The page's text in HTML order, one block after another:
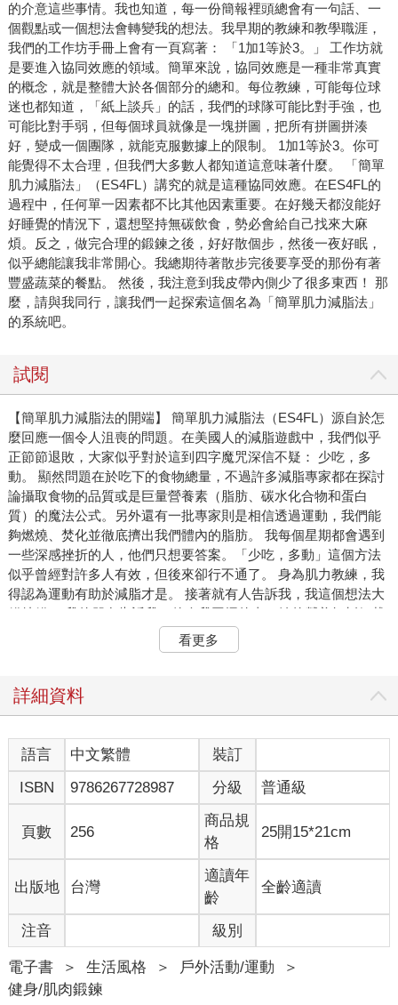
的介意這些事情。我也知道，每一份簡報裡頭總會有一句話、一
個觀點或一個想法會轉變我的想法。我早期的教練和教學職涯，
我們的工作坊手冊上會有一頁寫著： 「1加1等於3。」 工作坊就
是要進入協同效應的領域。簡單來說，協同效應是一種非常真實
的概念，就是整體大於各個部分的總和。每位教練，可能每位球
迷也都知道，「紙上談兵」的話，我們的球隊可能比對手強，也
可能比對手弱，但每個球員就像是一塊拼圖，把所有拼圖拼湊
好，變成一個團隊，就能克服數據上的限制。 1加1等於3。你可
能覺得不太合理，但我們大多數人都知道這意味著什麼。 「簡單
肌力減脂法」（ES4FL）講究的就是這種協同效應。在ES4FL的
過程中，任何單一因素都不比其他因素重要。在好幾天都沒能好
好睡覺的情況下，還想堅持無碳飲食，勢必會給自己找來大麻
煩。反之，做完合理的鍛鍊之後，好好散個步，然後一夜好眠，
似乎總能讓我非常開心。我總期待著散步完後要享受的那份有著
豐盛蔬菜的餐點。 然後，我注意到我皮帶內側少了很多東西！ 那
麼，請與我同行，讓我們一起探索這個名為「簡單肌力減脂法」
的系統吧。
試閱
【簡單肌力減脂法的開端】 簡單肌力減脂法（ES4FL）源自於怎
麼回應一個令人沮喪的問題。在美國人的減脂遊戲中，我們似乎
正節節退敗，大家似乎對於這到四字魔咒深信不疑： 少吃，多
動。 顯然問題在於吃下的食物總量，不過許多減脂專家都在探討
論攝取食物的品質或是巨量營養素（脂肪、碳水化合物和蛋白
質）的魔法公式。另外還有一批專家則是相信透過運動，我們能
夠燃燒、焚化並徹底擠出我們體內的脂肪。 我每個星期都會遇到
一些深感挫折的人，他們只想要答案。「少吃，多動」這個方法
似乎曾經對許多人有效，但後來卻行不通了。 身為肌力教練，我
得認為運動有助於減脂才是。 接著就有人告訴我，我這個想法大
錯特錯。 我的朋友告訴我一件令我困擾的事：她的營養師斬釘截
鐵地說，運動對減肥幾乎沒有影響。我試圖反駁這個說法，才意
識到： 長期以來，是我想錯了。 這是真的：減脂是在廚房進行
一位私人教練，並且說服所有的客戶每餐都攝取蛋白質和蔬菜，
們堅持做的運動可能沒什麼價值。《英國運動醫學期刊》（The
British Journal of Sports Medicine）明確指出： 「……大眾被一
個無益的訊息給淹沒了重點，對於透過計算熱量來維持『健康體
重』，許多人仍然誤以為肥胖完全是由於缺乏運動所致。這種錯
誤的觀念源於食品產業的廣大公關宣傳機器，它運用了令人不寒
而慄的策略，此策略與大型菸草業者相似。自從第一次有人公布
吸菸與肺癌之間的相關性以來，菸草業成功拖延了政府干預長達
50年之久。菸草業阻撓的手法，是採取『企業交戰手冊』中的否
認、製造疑慮和混淆大眾的手段來實現。 「2013年可口可樂公司
在廣告宣傳上耗費了33億美元，推廣的訊息是「所有的熱量都重
要」，並將他們的產品與運動相連結，暗示你只要有運動，就可
以安心享用他們的飲料。然而科學告訴我們這是個誤導且錯誤的
觀念。關鍵之處在於熱量的來源。糖分的熱量會促進脂肪儲存和
看更多
詳細資料
語言 中文繁體
裝訂
ISBN
9786267728987 分級 普通級
頁數 256
商品規
格
25開15*21cm
出版地 台灣
適讀年
齡
全齡適讀
注音 級別
電子書 ＞ 生活風格 ＞ 戶外活動/運動
＞
健身/肌肉鍛鍊